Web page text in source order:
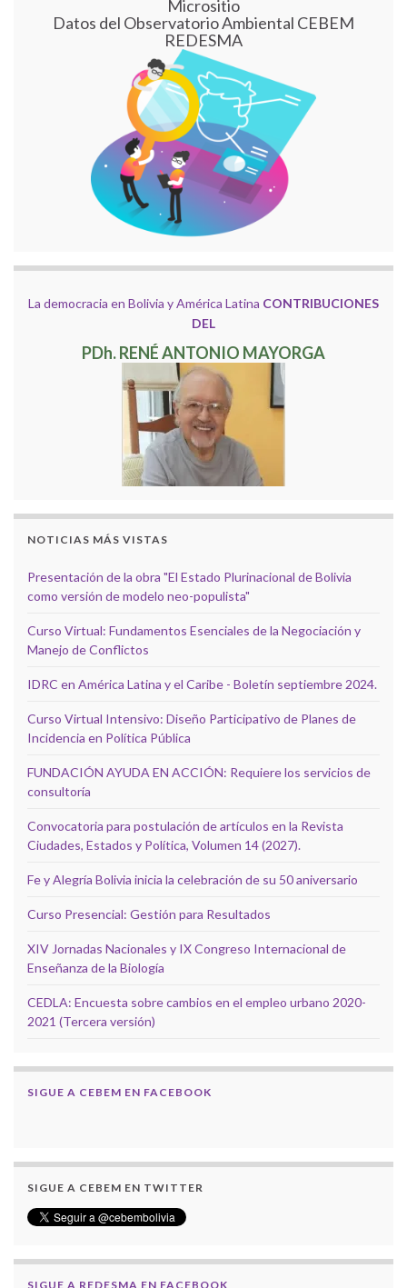
Micrositio
Datos del Observatorio Ambiental CEBEM
REDESMA
La democracia en Bolivia y América Latina CONTRIBUCIONES
DEL
PDh. RENÉ ANTONIO MAYORGA
NOTICIAS MÁS VISTAS
Presentación de la obra "El Estado Plurinacional de Bolivia
como versión de modelo neo-populista"
Curso Virtual: Fundamentos Esenciales de la Negociación y
Manejo de Conflictos
IDRC en América Latina y el Caribe - Boletín septiembre 2024.
Curso Virtual Intensivo: Diseño Participativo de Planes de
Incidencia en Política Pública
FUNDACIÓN AYUDA EN ACCIÓN: Requiere los servicios de
consultoría
Convocatoria para postulación de artículos en la Revista
Ciudades, Estados y Política, Volumen 14 (2027).
Fe y Alegría Bolivia inicia la celebración de su 50 aniversario
Curso Presencial: Gestión para Resultados
XIV Jornadas Nacionales y IX Congreso Internacional de
Enseñanza de la Biología
CEDLA: Encuesta sobre cambios en el empleo urbano 2020-
2021 (Tercera versión)
SIGUE A CEBEM EN FACEBOOK
SIGUE A CEBEM EN TWITTER
SIGUE A REDESMA EN FACEBOOK